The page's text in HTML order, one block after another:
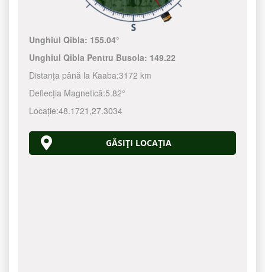
Unghiul Qibla: 155.04°
Unghiul Qibla Pentru Busola: 149.22
Distanța până la Kaaba:3172 km
Deflecția Magnetică:5.82°
Locație:48.1721 ,27.3034
GĂSIȚI LOCAȚIA